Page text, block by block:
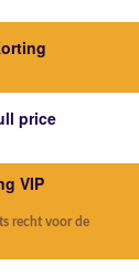
price
VIP
recht voor de